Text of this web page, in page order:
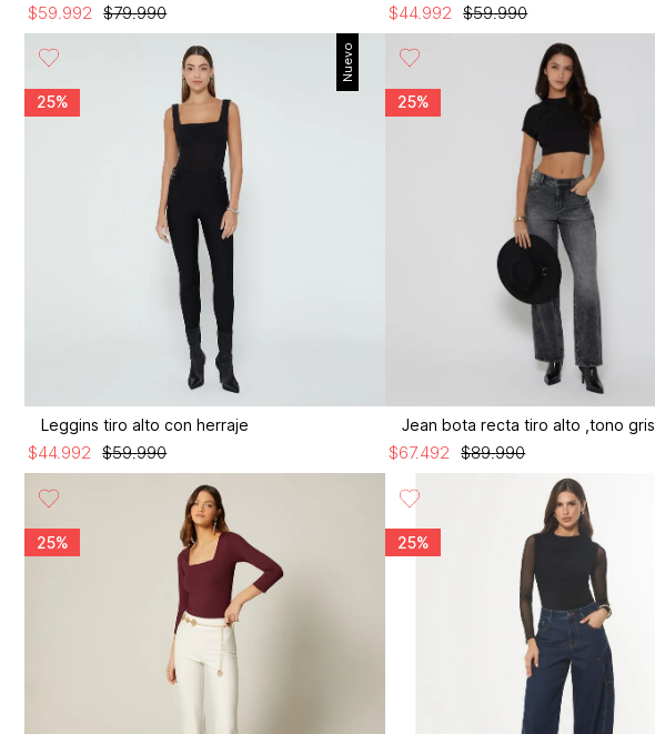
$79.990
$59 992 $59.990
$44. 992
Nuevo
25%
Leggins tiro alto con herraje
$59.990
$44.992
25%
Jean bota recta tiro alto ,tono gris
$89.990
$67.492
25% 25%